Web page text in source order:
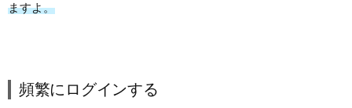
ますよ。
頻繁にログインする